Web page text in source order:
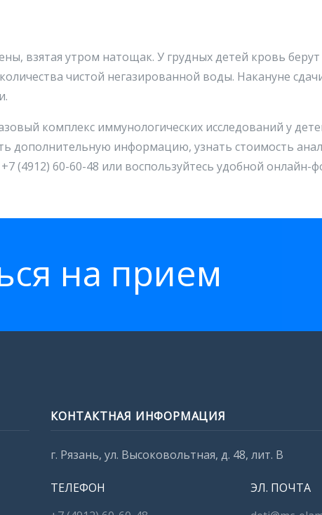
взятая утром натощак. У грудных детей кровь берут
чистой негазированной воды. Накануне
комплекс иммунологических исследований у
дополнительную информацию, узнать стоимость
(4912) 60-60-48 или воспользуйтесь удобной онлайн-
на прием
КОНТАКТНАЯ ИНФОРМАЦИЯ
г. Рязань, ул. Высоковольтная, д. 48, лит. В
ТЕЛЕФОН
ЭЛ. ПОЧТА